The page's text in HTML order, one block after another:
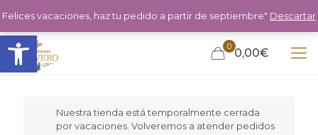
Abrir barra de herramientas 0 0,00€
Nuestra tienda está temporalmente cerrada
por vacaciones. Volveremos a atender pedidos
Felices vacaciones, haz tu pedido a partir de septiembre" Descartar